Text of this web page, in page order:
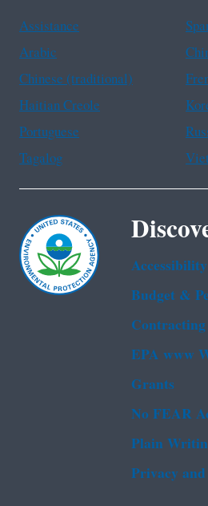
Assistance
Arabic
Chinese (traditional)
Haitian Creole
Portuguese
Tagalog
Budget &
Contracting
EPA www
Grants
No FEAR
Plain
Privacy